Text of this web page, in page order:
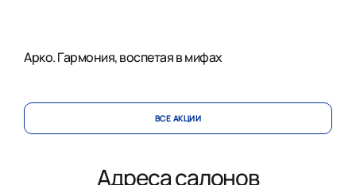
Арко. Гармония, воспетая в мифах
ВСЕ АКЦИИ
Адреса салонов